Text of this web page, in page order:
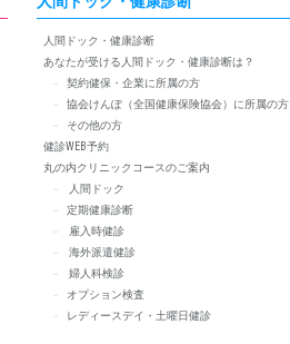
人間ドック・健康診断
あなたが受ける人間ドック・健康診断は？
契約健保・企業に所属の方
協会けんぽ（全国健康保険協会）に所属の方
その他の方
健診WEB予約
丸の内クリニックコースのご案内
人間ドック
定期健康診断
雇入時健診
海外派遣健診
婦人科検診
オプション検査
レディースデイ・土曜日健診